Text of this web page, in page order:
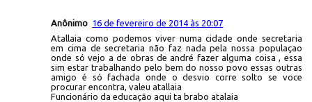
Anônimo 16 de fevereiro de 2014 às 20:07
Atallaia como podemos viver numa cidade onde secretaria
em cima de secretaria não faz nada pela nossa populaçao
onde só vejo a de obras de andré fazer alguma coisa , essa
sim estar trabalhando pelo bem do nosso povo essas outras
amigo é só fachada onde o desvio corre solto se voce
procurar encontra, valeu atallaia
Funcionário da educação aqui ta brabo atalaia